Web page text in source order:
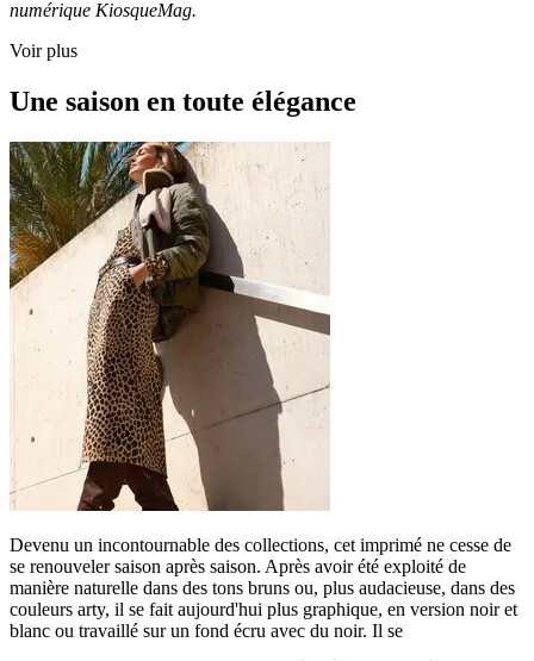
numérique KiosqueMag.
Voir plus
Une saison en toute élégance
Devenu un incontournable des collections, cet imprimé ne cesse de
se renouveler saison après saison. Après avoir été exploité de
manière naturelle dans des tons bruns ou, plus audacieuse, dans des
couleurs arty, il se fait aujourd'hui plus graphique, en version noir et
blanc ou travaillé sur un fond écru avec du noir. Il se